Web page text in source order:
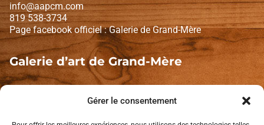
Gérer le consentement
info@aapcm.com
819 538-3734
Page facebook officiel : Galerie de Grand-Mère
Galerie d’art de Grand-Mère
Shawinigan (Québec) G9T 2K2
Lundi et mardi : fermé